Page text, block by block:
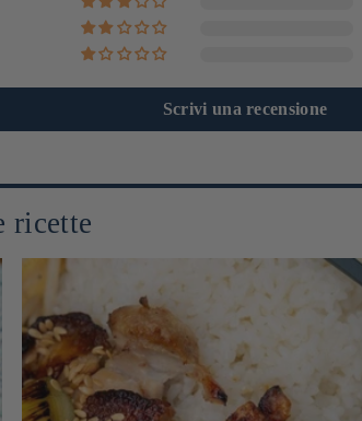
Scrivi una recensione
ricette